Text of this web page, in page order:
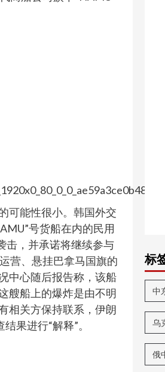
可能性很小。韩国外交
号货船在内的民用
击，并承诺将继续参与
营、悬挂巴拿马国旗的
中心随后报告称，该船
艘船上的爆炸是由不明
相关方保持联系，伊朗
果进行“解释”。
标
中
乌
俄